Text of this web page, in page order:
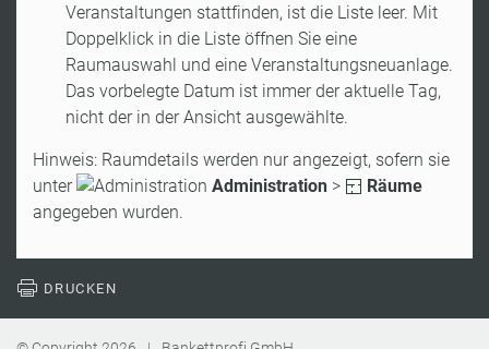
Veranstaltungen stattfinden, ist die Liste leer. Mit
Doppelklick in die Liste öffnen Sie eine
Raumauswahl und eine Veranstaltungsneuanlage.
Das vorbelegte Datum ist immer der aktuelle Tag,
nicht der in der Ansicht ausgewählte.
Hinweis: Raumdetails werden nur angezeigt, sofern sie
unter
Administration >
Räume
angegeben wurden.
DRUCKEN